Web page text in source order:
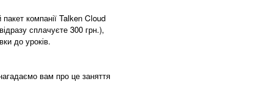
компанії Talken Cloud
сплачуєте 300 грн.),
до уроків.
вам про це заняття